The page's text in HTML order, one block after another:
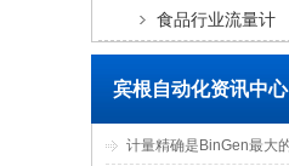
食品行业流量计
宾根自动化资讯中心